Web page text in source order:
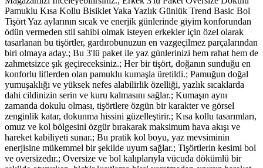
Pamuklu Kısa Kollu Bisiklet Yaka Yazlık Günlük Trend Basic Bol
Tişört Yaz aylarının sıcak ve enerjik günlerinde giyim konforundan
ödün vermeden stil sahibi olmak isteyen erkekler için özel olarak
tasarlanan bu tişörtler, gardırobunuzun en vazgeçilmez parçalarından
biri olmaya aday.; Bu 3'lü paket ile yaz günlerinizi hem rahat hem de
zahmetsizce şık geçireceksiniz.; Her bir tişört, doğanın sunduğu en
konforlu liflerden olan pamuklu kumaşla üretildi.; Pamuğun doğal
yumuşaklığı ve yüksek nefes alabilirlik özelliği, yazlık sıcaklarda
dahi cildinizin serin ve kuru kalmasını sağlar.; Kumaşın aynı
zamanda dokulu olması, tişörtlere özgün bir karakter ve görsel
zenginlik katar, dokunma hissini güzelleştirir.; Kısa kollu tasarımları,
omuz ve kol bölgesini özgür bırakarak maksimum hava akışı ve
hareket kabiliyeti sunar.; Bu pratik kol boyu, yaz mevsiminin
enerjisine mükemmel bir şekilde uyum sağlar.; Tişörtlerin kesimi bol
ve oversizedır.; Oversize ve bol kalıplarıyla vücuda dökümlü bir